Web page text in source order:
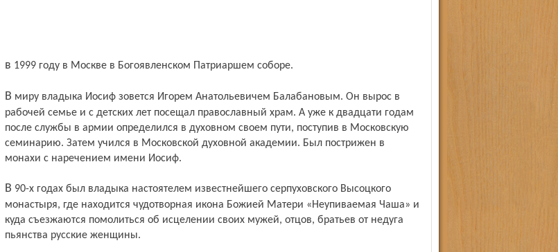
в 1999 году в Москве в Богоявленском Патриаршем соборе.
В миру владыка Иосиф зовется Игорем Анатольевичем Балабановым. Он вырос в
рабочей семье и с детских лет посещал православный храм. А уже к двадцати годам
после службы в армии определился в духовном своем пути, поступив в Московскую
семинарию. Затем учился в Московской духовной академии. Был пострижен в
монахи с наречением имени Иосиф.
В 90-х годах был владыка настоятелем известнейшего серпуховского Высоцкого
монастыря, где находится чудотворная икона Божией Матери «Неупиваемая Чаша» и
куда съезжаются помолиться об исцелении своих мужей, отцов, братьев от недуга
пьянства русские женщины.